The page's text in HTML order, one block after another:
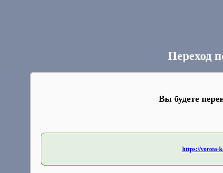
Переход
Вы будете
https://vorota-